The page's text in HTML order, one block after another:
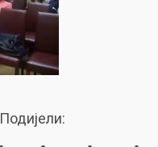
Подијели: